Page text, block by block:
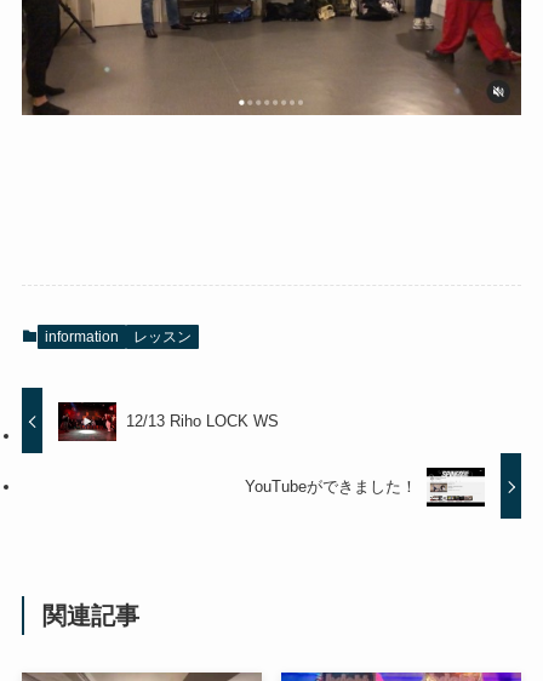
information レッスン
12/13 Riho LOCK WS
YouTubeができました！
関連記事